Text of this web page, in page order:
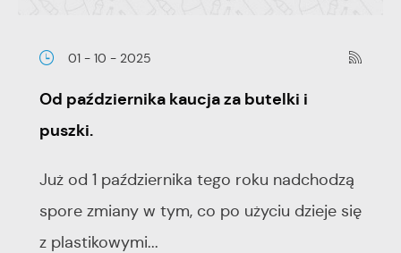
01 - 10 - 2025
Od października kaucja za butelki i
puszki.
Już od 1 października tego roku nadchodzą
spore zmiany w tym, co po użyciu dzieje się
z plastikowymi...